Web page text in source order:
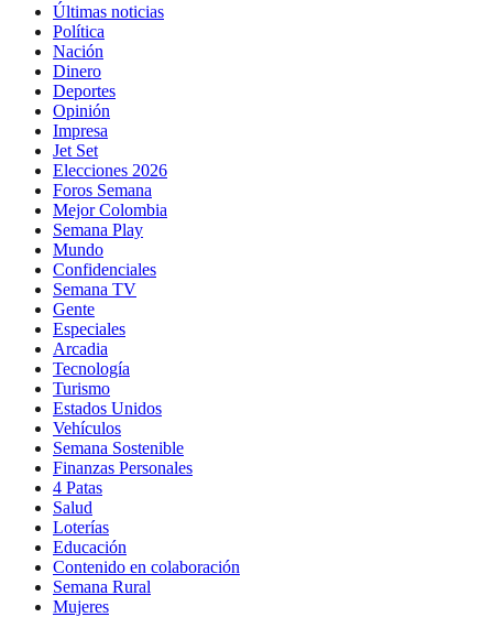
Últimas noticias
Política
Nación
Dinero
Deportes
Opinión
Impresa
Jet Set
Elecciones 2026
Foros Semana
Mejor Colombia
Semana Play
Mundo
Confidenciales
Semana TV
Gente
Especiales
Arcadia
Tecnología
Turismo
Estados Unidos
Vehículos
Semana Sostenible
Finanzas Personales
4 Patas
Salud
Loterías
Educación
Contenido en colaboración
Semana Rural
Mujeres